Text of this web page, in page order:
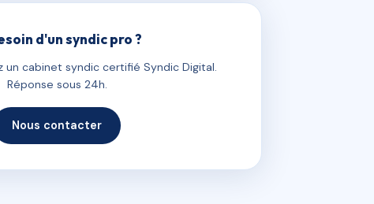
d'un syndic pro ?
un cabinet syndic certifié Syndic Digital.
Réponse sous 24h.
Nous contacter